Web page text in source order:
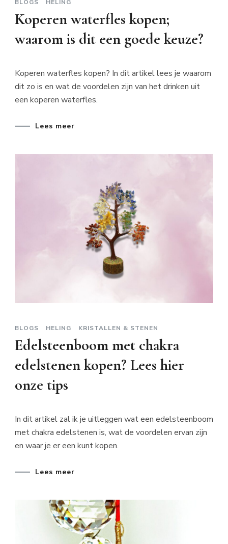
BLOGS HELING
Koperen waterfles kopen;
waarom is dit een goede keuze?
Koperen waterfles kopen? In dit artikel lees je waarom
dit zo is en wat de voordelen zijn van het drinken uit
een koperen waterfles.
Lees meer
BLOGS HELING KRISTALLEN & STENEN
Edelsteenboom met chakra
edelstenen kopen? Lees hier
onze tips
In dit artikel zal ik je uitleggen wat een edelsteenboom
met chakra edelstenen is, wat de voordelen ervan zijn
en waar je er een kunt kopen.
Lees meer